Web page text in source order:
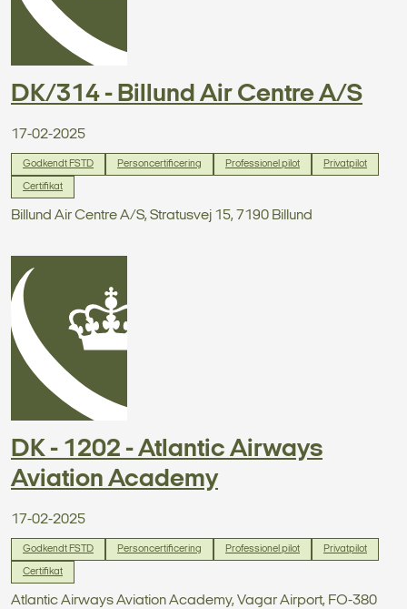
DK/314 - Billund Air Centre A/S
17-02-2025
Godkendt FSTD Personcertificering Professionel pilot Privatpilot
Certifikat
Billund Air Centre A/S, Stratusvej 15, 7190 Billund
DK - 1202 - Atlantic Airways
Aviation Academy
17-02-2025
Godkendt FSTD Personcertificering Professionel pilot Privatpilot
Certifikat
Atlantic Airways Aviation Academy, Vagar Airport, FO-380